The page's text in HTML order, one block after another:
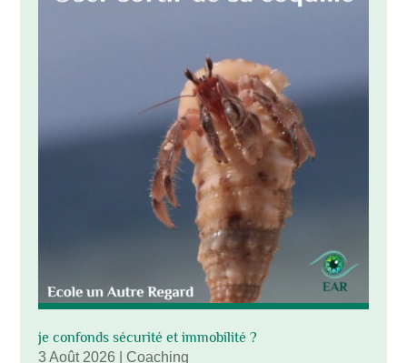
je confonds sécurité et immobilité ?
3 Août 2026 Coaching